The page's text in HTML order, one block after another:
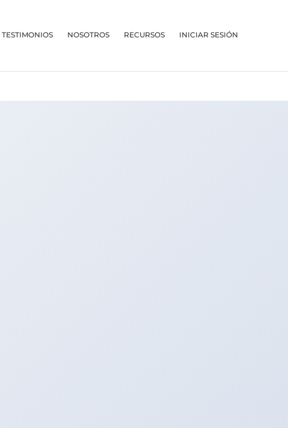
TESTIMONIOS NOSOTROS RECURSOS INICIAR SESIÓN